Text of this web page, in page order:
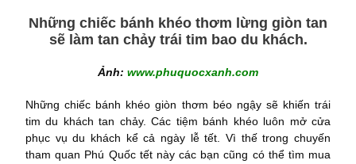
Những chiếc bánh khéo thơm lừng giòn tan
sẽ làm tan chảy trái tim bao du khách.
Ảnh: www.phuquocxanh.com
Những chiếc bánh khéo giòn thơm béo ngậy sẽ khiến trái
tim du khách tan chảy. Các tiệm bánh khéo luôn mở cửa
phục vụ du khách kể cả ngày lễ tết. Vì thế trong chuyến
tham quan Phú Quốc tết này các bạn cũng có thể tìm mua